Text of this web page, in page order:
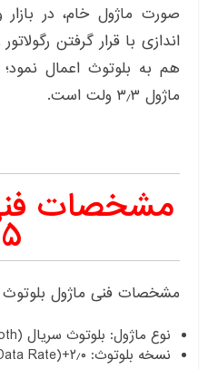
صورت ماژول خام، در
هم به بلوتوث اعمال
ماژول ۳٫۳ ولت است.
مشخصات فنی ماژول بلوتوث HC-05 عبارتند از:
نوع ماژول: بلوتوث سریال (Serial Bluetooth)
نسخه بلوتوث: ۲٫۰+EDR (Enhanced Data Rate)